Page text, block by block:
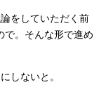
をしていただく前
で。そんな形で進め
しないと。